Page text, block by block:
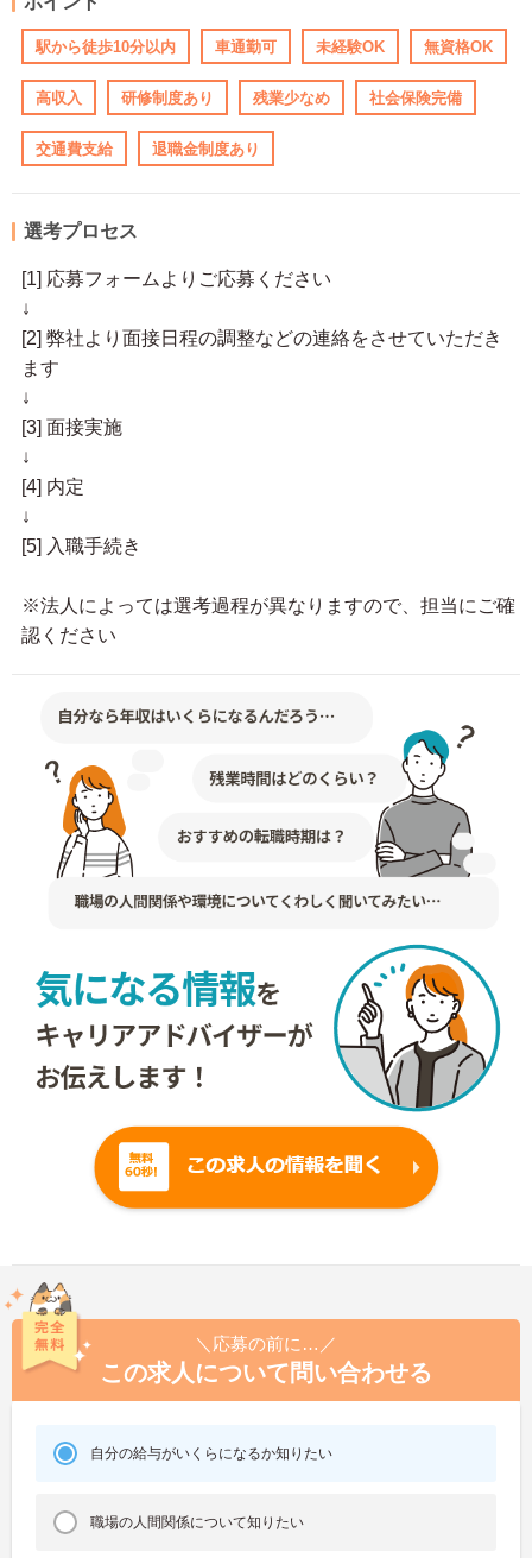
駅から徒歩10分以内 車通勤可 未経験OK 無資格OK
高収入 研修制度あり 残業少なめ 社会保険完備
交通費支給 退職金制度あり
選考プロセス
[1] 応募フォームよりご応募ください
↓
[2] 弊社より面接日程の調整などの連絡をさせていただき
ます
↓
[3] 面接実施
↓
[4] 内定
↓
[5] 入職手続き
※法人によっては選考過程が異なりますので、担当にご確
認ください
＼応募の前に…／
この求人について問い合わせる
自分の給与がいくらになるか知りたい
職場の人間関係について知りたい